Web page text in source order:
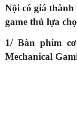
Nội có giá
game thủ lựa
1/ Bàn phím
Mechanical